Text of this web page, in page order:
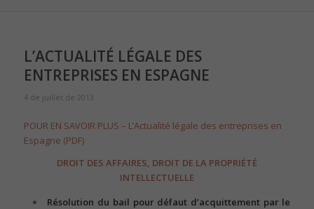
L’ACTUALITÉ LÉGALE DES
ENTREPRISES EN ESPAGNE
4 de juillet de 2013
POUR EN SAVOIR PLUS – L’Actualité légale des entreprises en
Espagne (PDF)
DROIT DES AFFAIRES, DROIT DE LA PROPRIÉTÉ
INTELLECTUELLE
Résolution du bail pour défaut d’acquittement par le